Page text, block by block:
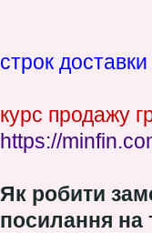
строк
курс продажу
https://
Як робити
посилання на